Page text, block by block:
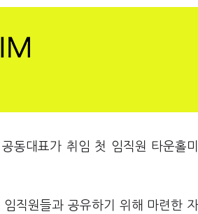
동대표가 취임 첫 임직원 타운홀
직원들과 공유하기 위해 마련한 자